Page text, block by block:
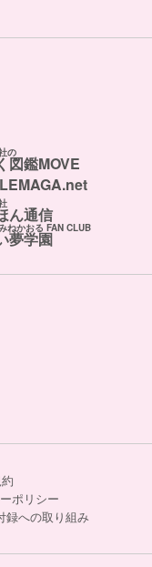
の
図鑑MOVE
ん通信
ねかおる FAN CLUB
夢学園
ポリシー
録への取り組み